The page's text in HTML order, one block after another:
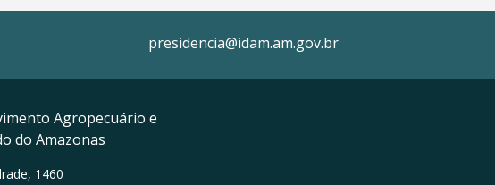
presidencia@idam.am.gov.br
Agropecuário e
do Amazonas
1460